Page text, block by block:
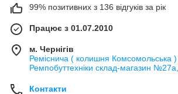
99% позитивних з 136 відгуків за рік
Працює з 01.07.2010
м. Чернігів
Реміснича ( колишня Комсомольська )
Ремпобуттехніки склад-магазин №27a,
Контакти